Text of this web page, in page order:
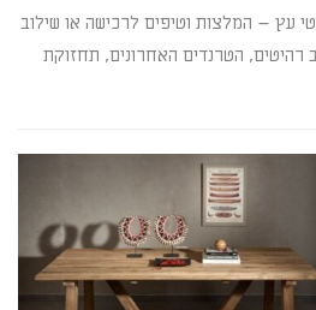
עץ – המלצות וטיפים לרכישה או שילוב
רהיטים, הטרנדים האחרונים, תחזוקת